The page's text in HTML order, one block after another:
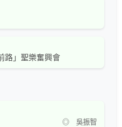
路」聖樂奮興會
◎ 吳振智